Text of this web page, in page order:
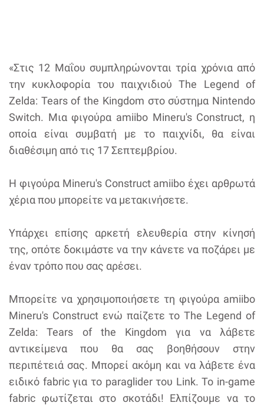
«Στις 12 Μαΐου συμπληρώνονται τρία χρόνια από
την κυκλοφορία του παιχνιδιού The Legend of
Zelda: Tears of the Kingdom στο σύστημα Nintendo
Switch. Μια φιγούρα amiibo Mineru's Construct, η
οποία είναι συμβατή με το παιχνίδι, θα είναι
διαθέσιμη από τις 17 Σεπτεμβρίου.
Η φιγούρα Mineru's Construct amiibo έχει αρθρωτά
χέρια που μπορείτε να μετακινήσετε.
Υπάρχει επίσης αρκετή ελευθερία στην κίνησή
της, οπότε δοκιμάστε να την κάνετε να ποζάρει με
έναν τρόπο που σας αρέσει.
Μπορείτε να χρησιμοποιήσετε τη φιγούρα amiibo
Mineru's Construct ενώ παίζετε το The Legend of
Zelda: Tears of the Kingdom για να λάβετε
αντικείμενα που θα σας βοηθήσουν στην
περιπέτειά σας. Μπορεί ακόμη και να λάβετε ένα
ειδικό fabric για το paraglider του Link. Το in-game
fabric φωτίζεται στο σκοτάδι! Ελπίζουμε να το